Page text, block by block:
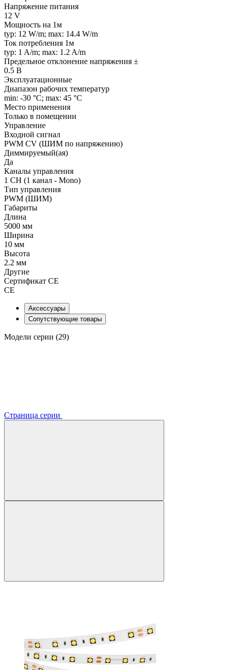
Напряжение питания
12 V
Мощность на 1м
typ: 12 W/m; max: 14.4 W/m
Ток потребления 1м
typ: 1 A/m; max: 1.2 A/m
Предельное отклонение напряжения ±
0.5 В
Эксплуатационные
Диапазон рабочих температур
min: -30 °C; max: 45 °C
Место применения
Только в помещении
Управление
Входной сигнал
PWM СV (ШИМ по напряжению)
Диммируемый(ая)
Да
Каналы управления
1 CH (1 канал - Mono)
Тип управления
PWM (ШИМ)
Габариты
Длина
5000 мм
Ширина
10 мм
Высота
2.2 мм
Другие
Сертификат CE
CE
Аксессуары
Сопутствующие товары
Модели серии (29)
Страница серии